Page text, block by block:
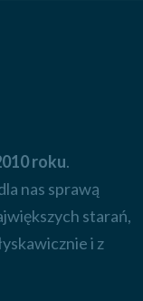
roku.
nas sprawą
starań,
i z